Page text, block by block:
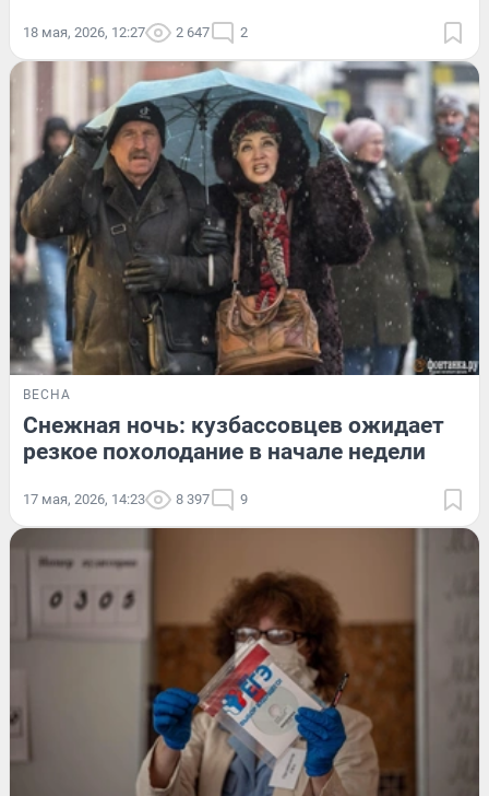
18 мая, 2026, 12:27 2 647 2
ВЕСНА
Снежная ночь: кузбассовцев ожидает
резкое похолодание в начале недели
17 мая, 2026, 14:23 8 397 9